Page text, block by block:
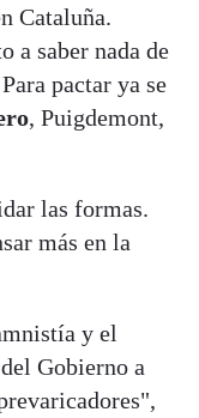
Cataluña.
a saber nada de
pactar ya se
, Puigdemont,
las formas.
más en la
y el
Gobierno a